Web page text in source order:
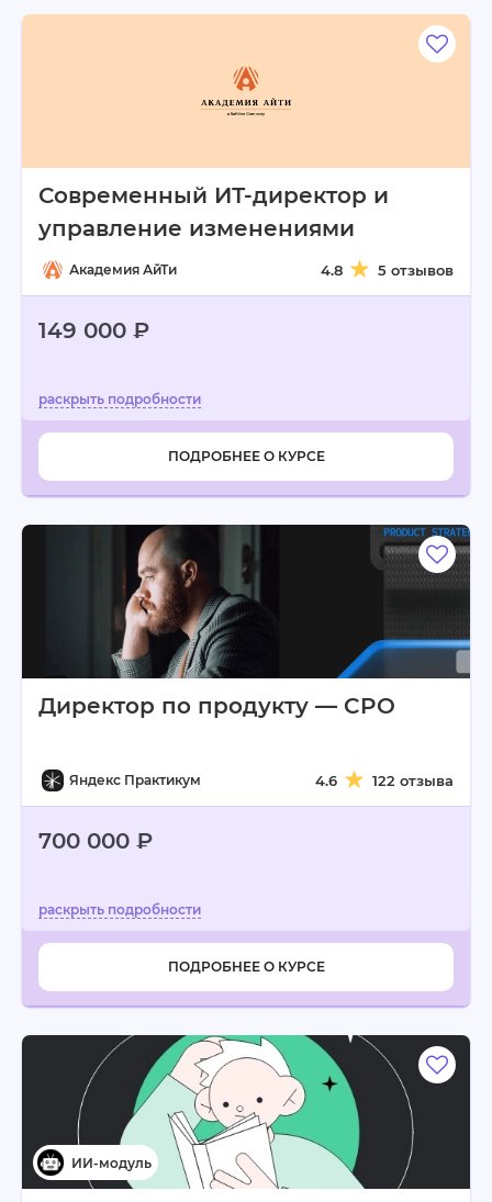
Современный ИТ-директор и
управление изменениями
Академия АйТи 4.8 5 отзывов
149 000 ₽
ПОДРОБНЕЕ О КУРСЕ
Директор по продукту — CPO
Яндекс Практикум 4.6 122 отзыва
700 000 ₽
ПОДРОБНЕЕ О КУРСЕ